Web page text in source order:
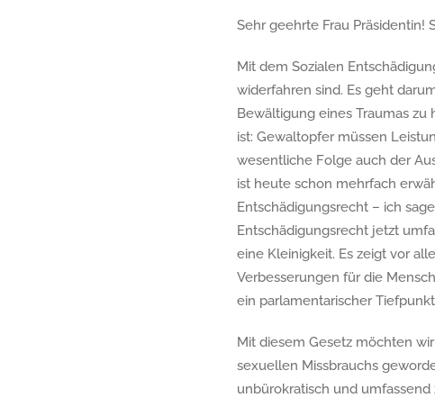
Sehr geehrte Frau
Mit dem Sozialen
widerfahren sind. Es geht
Bewältigung eines Traumas
ist: Gewaltopfer müssen
wesentliche Folge auch der
ist heute schon mehrfach
Entschädigungsrecht – ich
Entschädigungsrecht jetzt
eine Kleinigkeit. Es zeigt vor
Verbesserungen für die
ein parlamentarischer
Mit diesem Gesetz möchten
sexuellen Missbrauchs
unbürokratisch und